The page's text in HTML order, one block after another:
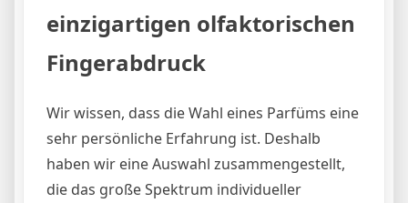
einzigartigen olfaktorischen
Fingerabdruck
Wir wissen, dass die Wahl eines Parfüms eine
sehr persönliche Erfahrung ist. Deshalb
haben wir eine Auswahl zusammengestellt,
die das große Spektrum individueller